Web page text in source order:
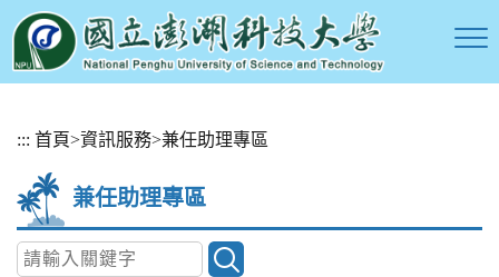
::: 首頁>資訊服務>兼任助理專區
兼任助理專區